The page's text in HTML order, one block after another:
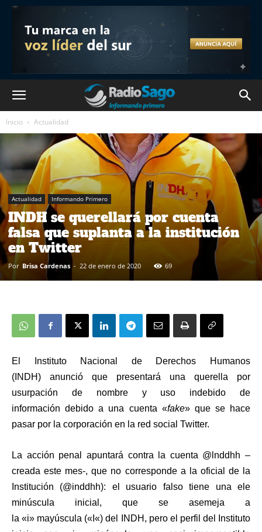
Inicio Actualidad
Actualidad Informando Primero
INDH se querellará por cuenta
falsa que suplanta a la institución
en Twitter
Por Brisa Cardenas - 22 de enero de 2020 69
El
Instituto Nacional de Derechos Humanos
(INDH) anunció que presentará una querella por
usurpación de nombre y uso indebido de
informacióndebido a una cuenta «fake» que se hace
pasar por la corporación en la red social Twitter.
La acción penal apuntará contra la cuenta @lnddhh –
creada este mes-, que no corresponde a la oficial de la
Institución (@inddhh): el usuario falso tiene unaele
minúscula inicial , que se asemeja a
la «i» mayúscula (« I«)del INDH , pero el perfil del Instituto